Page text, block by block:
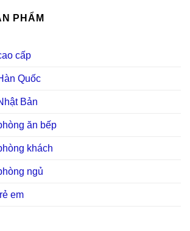
PHẨM
cấp
Quốc
Bản
ăn bếp
khách
ngủ
em